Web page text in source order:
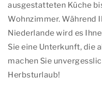
ausgestatteten Küche
Wohnzimmer. Während
Niederlande wird es
Sie eine Unterkunft, die
machen Sie
Herbsturlaub!